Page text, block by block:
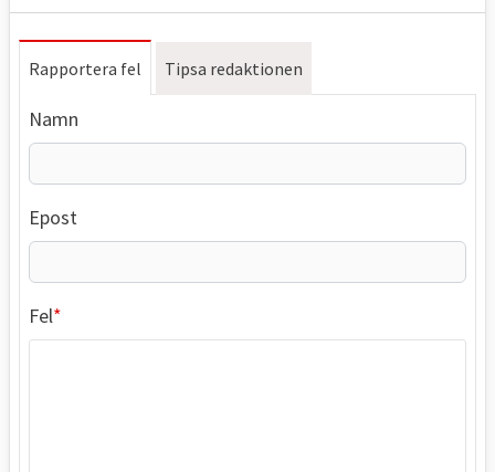
Rapportera fel Tipsa redaktionen
Namn
Epost
Fel